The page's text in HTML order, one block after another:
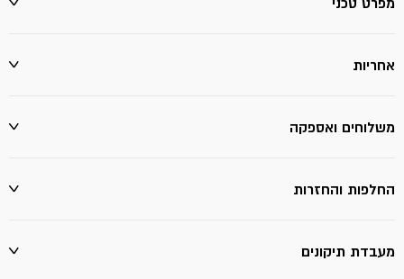
אחריות
משלוחים ואספקה
החלפות והחזרות
מעבדת תיקונים